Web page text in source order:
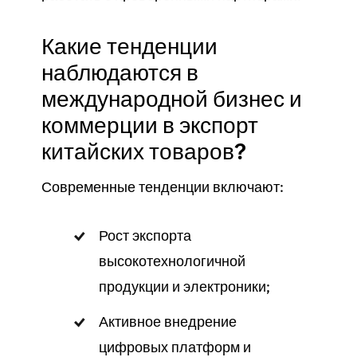
Какие тенденции
наблюдаются в
международной бизнес и
коммерции в экспорт
китайских товаров?
Современные тенденции включают:
Рост экспорта
высокотехнологичной
продукции и электроники;
Активное внедрение
цифровых платформ и